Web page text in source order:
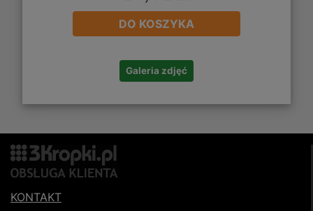
DO KOSZYKA
Galeria zdjęć
KONTAKT